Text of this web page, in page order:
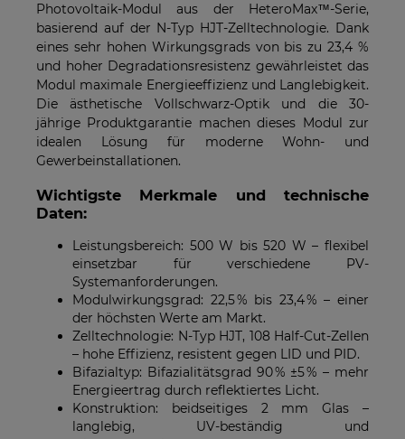
Photovoltaik-Modul aus der HeteroMax™-Serie,
basierend auf der N-Typ HJT-Zelltechnologie. Dank
eines sehr hohen Wirkungsgrads von bis zu 23,4 %
und hoher Degradationsresistenz gewährleistet das
Modul maximale Energieeffizienz und Langlebigkeit.
Die ästhetische Vollschwarz-Optik und die 30-
jährige Produktgarantie machen dieses Modul zur
idealen Lösung für moderne Wohn- und
Gewerbeinstallationen.
Wichtigste Merkmale und technische
Daten:
Leistungsbereich: 500 W bis 520 W – flexibel
einsetzbar für verschiedene PV-
Systemanforderungen.
Modulwirkungsgrad: 22,5 % bis 23,4 % – einer
der höchsten Werte am Markt.
Zelltechnologie: N-Typ HJT, 108 Half-Cut-Zellen
– hohe Effizienz, resistent gegen LID und PID.
Bifazialtyp: Bifazialitätsgrad 90 % ±5 % – mehr
Energieertrag durch reflektiertes Licht.
Konstruktion: beidseitiges 2 mm Glas –
langlebig, UV-beständig und